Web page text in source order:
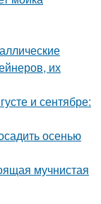
их
и сентябре:
осенью
мучнистая